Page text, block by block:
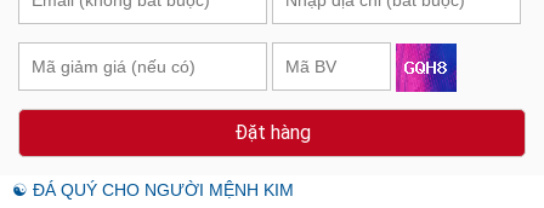
Đặt hàng
☯ ĐÁ QUÝ CHO NGƯỜI MỆNH KIM